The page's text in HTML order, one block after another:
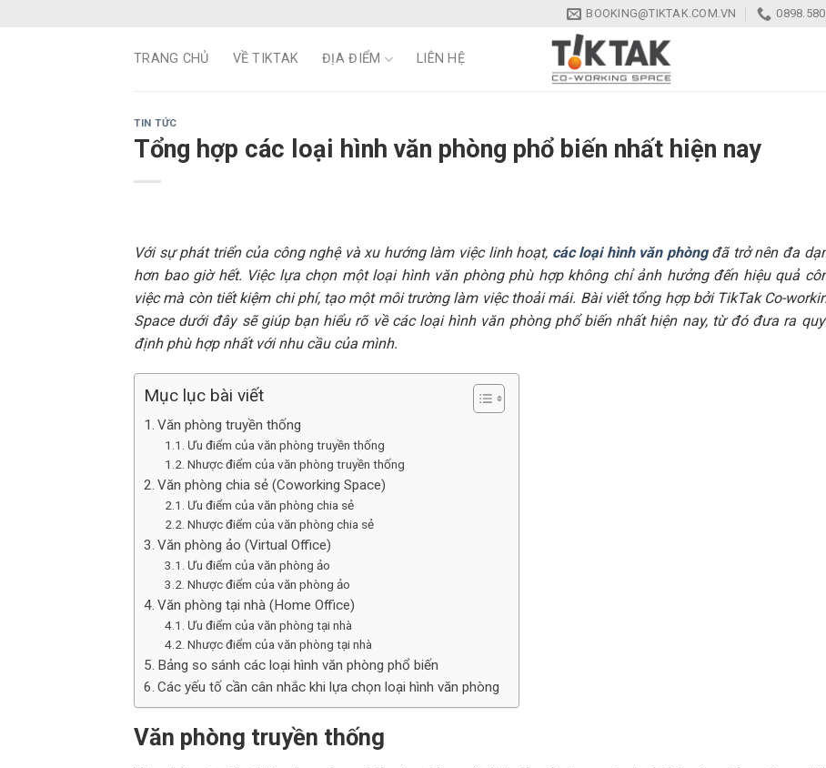
BOOKING@TIKTAK.COM.VN
TRANG CHỦ VỀ TIKTAK ĐỊA ĐIỂM LIÊN HỆ
TIN TỨC
Tổng hợp các loại hình văn phòng phổ biến nhất hiện nay
Với sự phát triển của công nghệ và xu hướng làm việc linh hoạt, các loại hình văn phòngđã trở nên đa
hơn bao giờ hết. Việc lựa chọn một loại hình văn phòng phù hợp không chỉ ảnh hưởng đến hiệu quả
việc mà còn tiết kiệm chi phí, tạo một môi trường làm việc thoải mái. Bài viết tổng hợp bởi TikTak Co-
Space dưới đây sẽ giúp bạn hiểu rõ về các loại hình văn phòng phổ biến nhất hiện nay, từ đó đưa ra
định phù hợp nhất với nhu cầu của mình.
Mục lục bài viết
Văn phòng truyền thống
Ưu điểm của văn phòng truyền thống
Nhược điểm của văn phòng truyền thống
Văn phòng chia sẻ (Coworking Space)
Ưu điểm của văn phòng chia sẻ
Nhược điểm của văn phòng chia sẻ
Văn phòng ảo (Virtual Office)
Ưu điểm của văn phòng ảo
Nhược điểm của văn phòng ảo
Văn phòng tại nhà (Home Office)
Ưu điểm của văn phòng tại nhà
Nhược điểm của văn phòng tại nhà
Bảng so sánh các loại hình văn phòng phổ biến
Các yếu tố cần cân nhắc khi lựa chọn loại hình văn phòng
Văn phòng truyền thống